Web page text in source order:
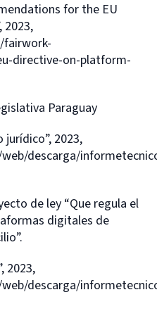
for the EU
2023,
directive-on-platform-
Paraguay
jurídico”, 2023,
descarga/
de ley “Que regula el
digitales de
2023,
descarga/